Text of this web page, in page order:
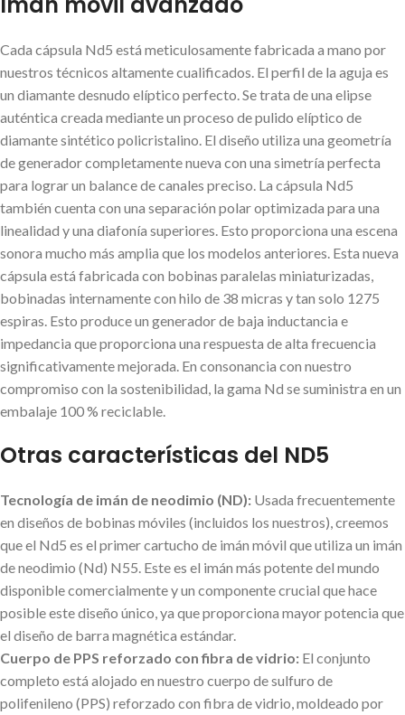
Cada cápsula Nd5 está meticulosamente fabricada a mano por
nuestros técnicos altamente cualificados. El perfil de la aguja es
un diamante desnudo elíptico perfecto. Se trata de una elipse
auténtica creada mediante un proceso de pulido elíptico de
diamante sintético policristalino. El diseño utiliza una geometría
de generador completamente nueva con una simetría perfecta
para lograr un balance de canales preciso. La cápsula Nd5
también cuenta con una separación polar optimizada para una
linealidad y una diafonía superiores. Esto proporciona una escena
sonora mucho más amplia que los modelos anteriores. Esta nueva
cápsula está fabricada con bobinas paralelas miniaturizadas,
bobinadas internamente con hilo de 38 micras y tan solo 1275
espiras. Esto produce un generador de baja inductancia e
impedancia que proporciona una respuesta de alta frecuencia
significativamente mejorada. En consonancia con nuestro
compromiso con la sostenibilidad, la gama Nd se suministra en un
embalaje 100 % reciclable.
Otras características del ND5
Tecnología de imán de neodimio (ND): Usada frecuentemente
en diseños de bobinas móviles (incluidos los nuestros), creemos
que el Nd5 es el primer cartucho de imán móvil que utiliza un imán
de neodimio (Nd) N55. Este es el imán más potente del mundo
disponible comercialmente y un componente crucial que hace
posible este diseño único, ya que proporciona mayor potencia que
el diseño de barra magnética estándar.
Cuerpo de PPS reforzado con fibra de vidrio: El conjunto
completo está alojado en nuestro cuerpo de sulfuro de
polifenileno (PPS) reforzado con fibra de vidrio, moldeado por